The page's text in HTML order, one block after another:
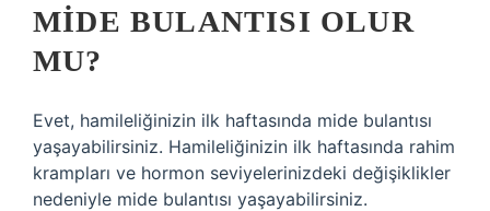
MIDE BULANTISI OLUR
MU?
Evet, hamileliğinizin ilk haftasında mide bulantısı
yaşayabilirsiniz. Hamileliğinizin ilk haftasında rahim
krampları ve hormon seviyelerinizdeki değişiklikler
nedeniyle mide bulantısı yaşayabilirsiniz.